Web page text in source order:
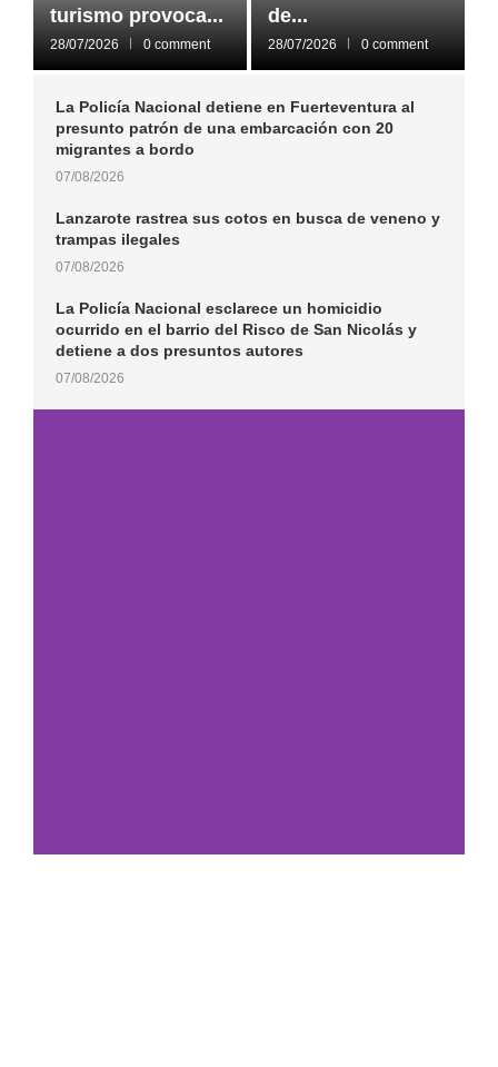
turismo provoca...
28/07/2026 0 comment
de...
28/07/2026 0 comment
La Policía Nacional detiene en Fuerteventura al
presunto patrón de una embarcación con 20
migrantes a bordo
07/08/2026
Lanzarote rastrea sus cotos en busca de veneno y
trampas ilegales
07/08/2026
La Policía Nacional esclarece un homicidio
ocurrido en el barrio del Risco de San Nicolás y
detiene a dos presuntos autores
07/08/2026